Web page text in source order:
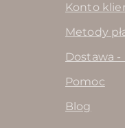
Konto
Metody
Dostawa -
Pomoc
Blog